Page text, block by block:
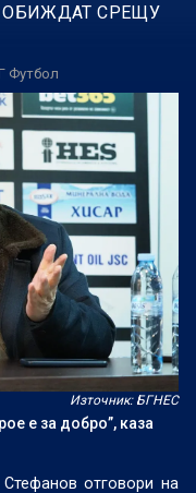
ОБИЖДАТ СРЕЩУ
Футбол
Източник: БГНЕС
е за добро”, каза
отговори на